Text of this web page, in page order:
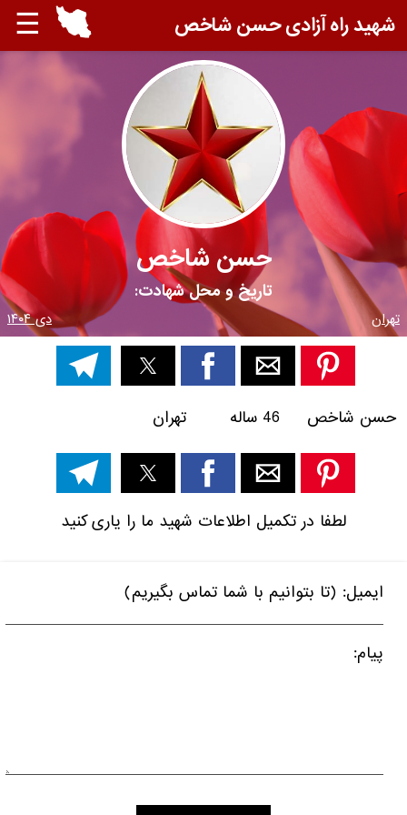
☰ شهید راه آزادی حسن شاخص
حسن شاخص
تاریخ و محل شهادت:
تهران دی ۱۴۰۴
حسن شاخص 46 ساله تهران
لطفا در تکمیل اطلاعات شهید ما را یاری کنید
ایمیل: (تا بتوانیم با شما تماس بگیریم)
پیام: